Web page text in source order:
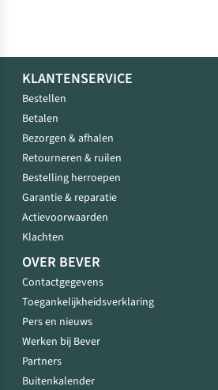
KLANTENSERVICE
Bestellen
Betalen
Bezorgen & afhalen
Retourneren & ruilen
Bestelling herroepen
Garantie & reparatie
Actievoorwaarden
Klachten
OVER BEVER
Contactgegevens
Toegankelijkheidsverklaring
Pers en nieuws
Werken bij Bever
Partners
Buitenkalender